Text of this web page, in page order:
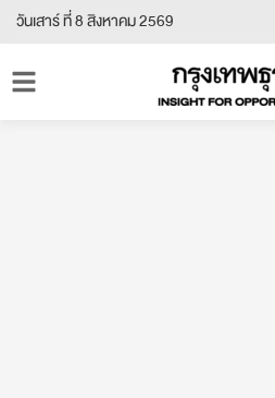
วันเสาร์ ที่ 8 สิงหาคม 2569